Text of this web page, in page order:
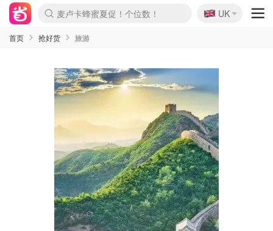
麦卢卡蜂蜜夏促！个位数！
Prada/Miu 4.8折！
啥？必胜客披萨5折！
🇬🇧
UK
首页 抢好货 旅游